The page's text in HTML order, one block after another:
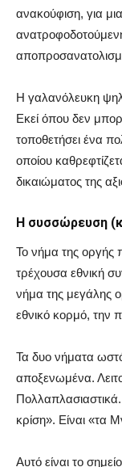
ανακούφιση, για
Η γαλανόλευκη
Εκεί όπου δεν
τοποθετήσει ένα
οποίου
δικαιώματος της
Η συσσώρευση
Το νήμα της οργής
τρέχουσα εθνική
νήμα της μεγάλης
εθνικό κορμό, την
Τα δυο νήματα
αποξενωμένα.
κρίση». Είναι «τα
Αυτό είναι το